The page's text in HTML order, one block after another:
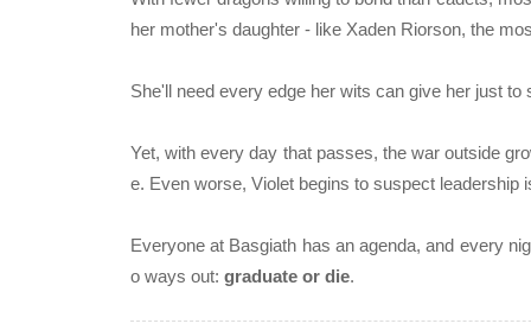
her mother's daughter - like Xaden Riorson, the
She'll need every edge her wits can give her just to
Yet, with every day that passes, the war outside
e. Even worse, Violet begins to suspect leadership
Everyone at Basgiath has an agenda, and every
o ways out: graduate or die.